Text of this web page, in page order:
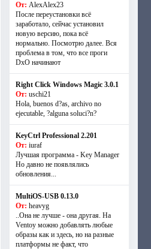
От: AlexAlex23
После переустановки всё
заработало, сейчас установил
новую версию, пока всё
нормально. Посмотрю далее. Вся
проблема в том, что все проги
DxO начинают
Right Click Windows Magic 3.0.1
От: uschi21
Hola, buenos d?as, archivo no
ejecutable, ?alguna soluci?n?
KeyCtrl Professional 2.201
От: iuraf
Лучшая программа - Key Manager
Но давно не появлялись
обновления...
MultiOS-USB 0.13.0
От: heavyg
..Она не лучше - она другая. На
Ventoy можно добавлять любые
образы как и здесь, но на разные
платформы не факт, что